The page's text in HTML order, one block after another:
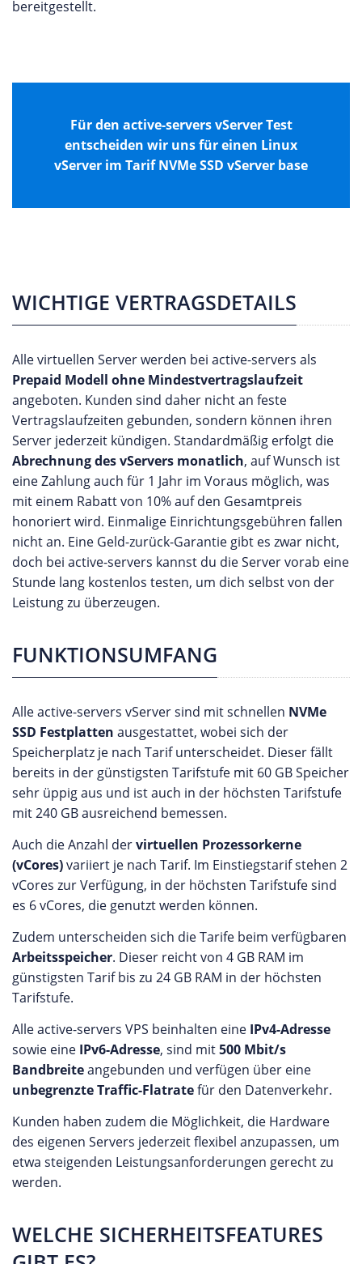
bereitgestellt.
Für den active-servers vServer Test
entscheiden wir uns für einen Linux
vServer im Tarif NVMe SSD vServer base
WICHTIGE VERTRAGSDETAILS
Alle virtuellen Server werden bei active-servers als
Prepaid Modell ohne Mindestvertragslaufzeit
angeboten. Kunden sind daher nicht an feste
Vertragslaufzeiten gebunden, sondern können ihren
Server jederzeit kündigen. Standardmäßig erfolgt die
Abrechnung des vServers monatlich, auf Wunsch ist
eine Zahlung auch für 1 Jahr im Voraus möglich, was
mit einem Rabatt von 10% auf den Gesamtpreis
honoriert wird. Einmalige Einrichtungsgebühren fallen
nicht an. Eine Geld-zurück-Garantie gibt es zwar nicht,
doch bei active-servers kannst du die Server vorab eine
Stunde lang kostenlos testen, um dich selbst von der
Leistung zu überzeugen.
FUNKTIONSUMFANG
Alle active-servers vServer sind mit schnellen NVMe
SSD Festplatten ausgestattet, wobei sich der
Speicherplatz je nach Tarif unterscheidet. Dieser fällt
bereits in der günstigsten Tarifstufe mit 60 GB Speicher
sehr üppig aus und ist auch in der höchsten Tarifstufe
mit 240 GB ausreichend bemessen.
Auch die Anzahl dervirtuellen Prozessorkerne
(vCores)variiert je nach Tarif. Im Einstiegstarif stehen 2
vCores zur Verfügung, in der höchsten Tarifstufe sind
es 6 vCores, die genutzt werden können.
Zudem unterscheiden sich die Tarife beim verfügbaren
Arbeitsspeicher. Dieser reicht von 4 GB RAM im
günstigsten Tarif bis zu 24 GB RAM in der höchsten
Tarifstufe.
Alle active-servers VPS beinhalten eine IPv4-Adresse
sowie eine IPv6-Adresse, sind mit500 Mbit/s
Bandbreiteangebunden und verfügen über eine
unbegrenzte Traffic-Flatratefür den Datenverkehr.
Kunden haben zudem die Möglichkeit, die Hardware
des eigenen Servers jederzeit flexibel anzupassen, um
etwa steigenden Leistungsanforderungen gerecht zu
werden.
WELCHE SICHERHEITSFEATURES